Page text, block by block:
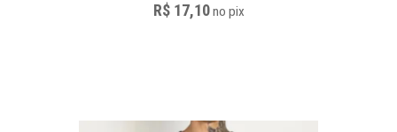
R$ 17,10no pix